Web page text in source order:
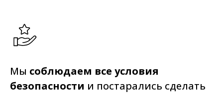
Мы соблюдаем все условия
безопасности и постарались сделать